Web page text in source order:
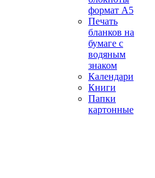
формат А5
Печать
бланков на
бумаге с
водяным
знаком
Календари
Книги
Папки
картонные